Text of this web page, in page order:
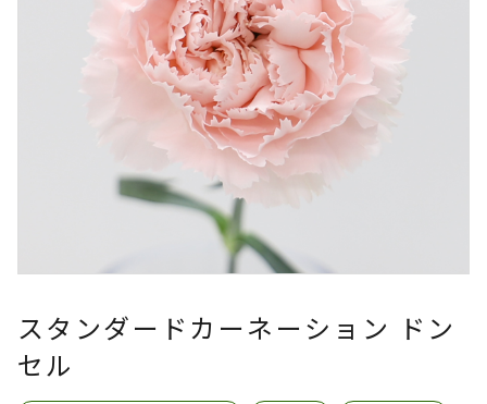
スタンダードカーネーション ドン
セル